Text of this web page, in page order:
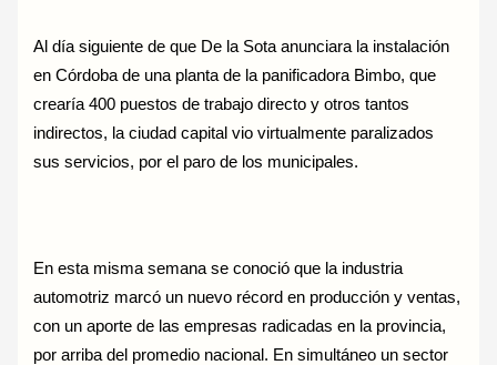
Al día siguiente de que De la Sota anunciara la instalación
en Córdoba de una planta de la panificadora Bimbo, que
crearía 400 puestos de trabajo directo y otros tantos
indirectos, la ciudad capital vio virtualmente paralizados
sus servicios, por el paro de los municipales.
En esta misma semana se conoció que la industria
automotriz marcó un nuevo récord en producción y ventas,
con un aporte de las empresas radicadas en la provincia,
por arriba del promedio nacional. En simultáneo un sector